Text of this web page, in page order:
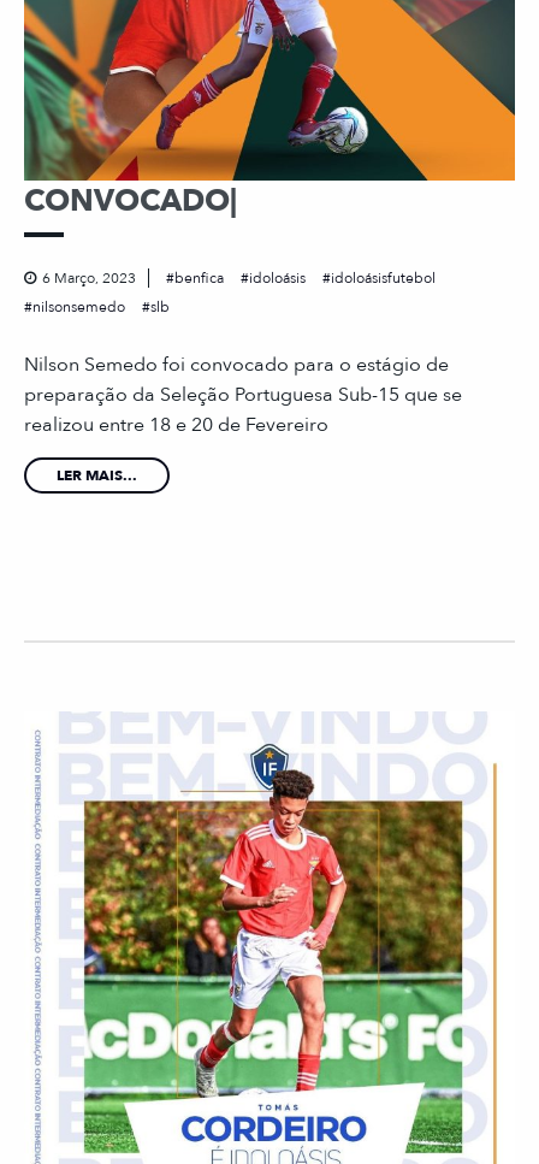
CONVOCADO|
6 Março, 2023 benfica idoloásis
idoloásisfutebol
nilsonsemedo
slb
Nilson Semedo foi convocado para o estágio de
preparação da Seleção Portuguesa Sub-15 que se
realizou entre 18 e 20 de Fevereiro
LER MAIS...